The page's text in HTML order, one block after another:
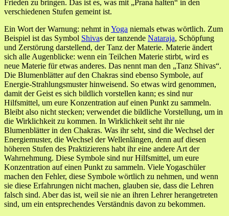
Frieden zu bringen. Das ist es, was mit „Prana halten“ in den
verschiedenen Stufen gemeint ist.
Ein Wort der Warnung: nehmt in Yoga niemals etwas wörtlich. Zum
Beispiel ist das Symbol Shivas der tanzende Nataraja, Schöpfung
und Zerstörung darstellend, der Tanz der Materie. Materie ändert
sich alle Augenblicke: wenn ein Teilchen Materie stirbt, wird es
neue Materie für etwas anderes. Das nennt man den „Tanz Shivas“.
Die Blumenblätter auf den Chakras sind ebenso Symbole, auf
Energie-Strahlungsmuster hinweisend. So etwas wird genommen,
damit der Geist es sich bildlich vorstellen kann; es sind nur
Hilfsmittel, um eure Konzentration auf einen Punkt zu sammeln.
Bleibt also nicht stecken; verwendet die bildliche Vorstellung, um in
die Wirklichkeit zu kommen. In Wirklichkeit seht ihr nie
Blumenblätter in den Chakras. Was ihr seht, sind die Wechsel der
Energiemuster, die Wechsel der Wellenlängen, denn auf diesen
höheren Stufen des Praktizierens habt ihr eine andere Art der
Wahrnehmung. Diese Symbole sind nur Hilfsmittel, um eure
Konzentration auf einen Punkt zu sammeln. Viele Yogaschüler
machen den Fehler, diese Symbole wörtlich zu nehmen, und wenn
sie diese Erfahrungen nicht machen, glauben sie, dass die Lehren
falsch sind. Aber das ist, weil sie nie an ihren Lehrer herangetreten
sind, um ein entsprechendes Verständnis davon zu bekommen.